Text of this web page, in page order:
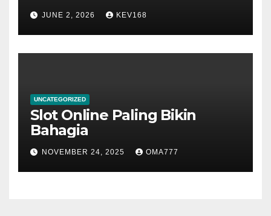
JUNE 2, 2026 KEV168
UNCATEGORIZED
Slot Online Paling Bikin
Bahagia
NOVEMBER 24, 2025 OMA777